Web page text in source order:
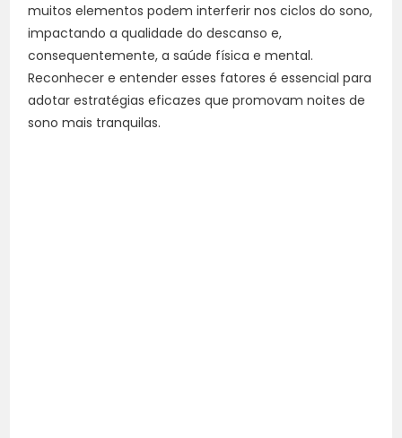
muitos elementos podem interferir nos ciclos do sono,
impactando a qualidade do descanso e,
consequentemente, a saúde física e mental.
Reconhecer e entender esses fatores é essencial para
adotar estratégias eficazes que promovam noites de
sono mais tranquilas.